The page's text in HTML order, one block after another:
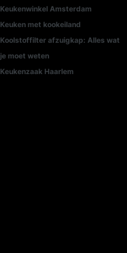
Keukenwinkel Amsterdam
Keuken met kookeiland
Koolstoffilter afzuigkap: Alles wat
je moet weten
Keukenzaak Haarlem